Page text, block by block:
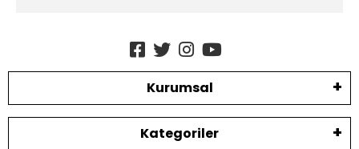
Kurumsal
Kategoriler